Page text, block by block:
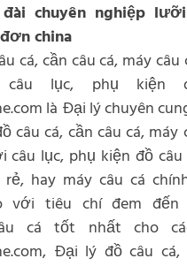
chuyên nghiệp
china
cá, cần câu cá, máy câu
lục, phụ kiện
là Đại lý chuyên
câu cá, cần câu cá, máy
câu lục, phụ kiện đồ
hay máy câu cá
với tiêu chí đem đến
cá tốt nhất cho
Đại lý đồ câu